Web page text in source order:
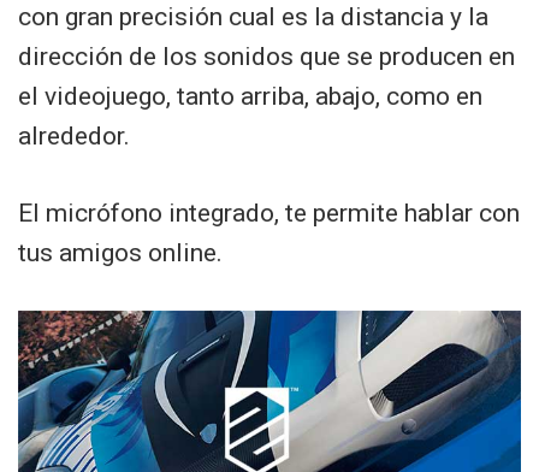
con gran precisión cual es la distancia y la
dirección de los sonidos que se producen en
el videojuego, tanto arriba, abajo, como en
alrededor.
El micrófono integrado, te permite hablar con
tus amigos online.